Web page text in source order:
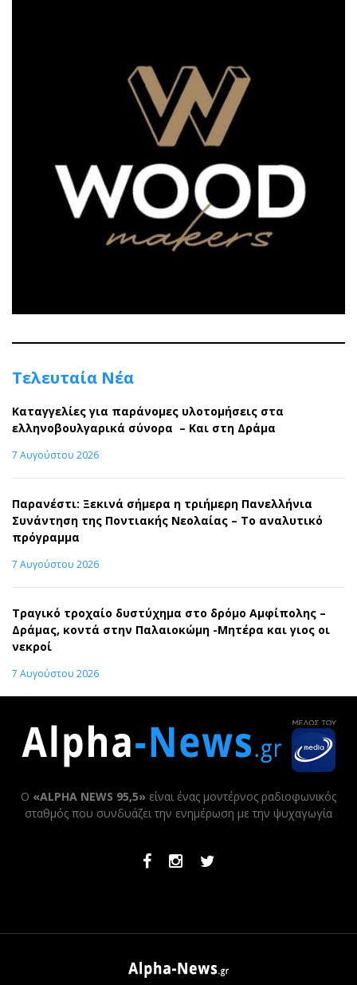
Τελευταία Νέα
Καταγγελίες για παράνομες υλοτομήσεις στα
ελληνοβουλγαρικά σύνορα – Και στη Δράμα
7 Αυγούστου 2026
Παρανέστι: Ξεκινά σήμερα η τριήμερη Πανελλήνια
Συνάντηση της Ποντιακής Νεολαίας – Το αναλυτικό
πρόγραμμα
7 Αυγούστου 2026
Τραγικό τροχαίο δυστύχημα στο δρόμο Αμφίπολης –
Δράμας, κοντά στην Παλαιοκώμη -Μητέρα και γιος οι
νεκροί
7 Αυγούστου 2026
Ο «ALPHA NEWS 95,5» είναι ένας μοντέρνος ραδιοφωνικός
σταθμός που συνδυάζει την ενημέρωση με την ψυχαγωγία
FacebookInstagramTwitter